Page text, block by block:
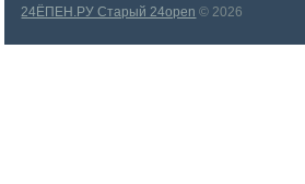
24ЁПЕН.РУ Старый 24open © 2026